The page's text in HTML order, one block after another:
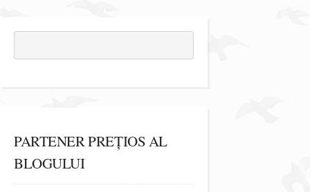
PARTENER PREȚIOS AL
BLOGULUI